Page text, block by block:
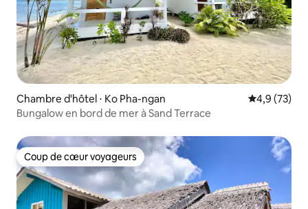
Chambre d'hôtel ⋅ Ko Pha-ngan Évaluation
4,9 (73)
Bungalow en bord de mer à Sand Terrace
Coup de cœur voyageurs
Coup de cœur voyageurs